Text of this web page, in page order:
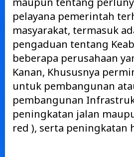
pelayana pemerintah
masyarakat, termasuk
pengaduan tentang
beberapa perusahaan
Kanan, Khususnya
untuk pembangunan
pembangunan
peningkatan jalan
red ), serta peningkatan